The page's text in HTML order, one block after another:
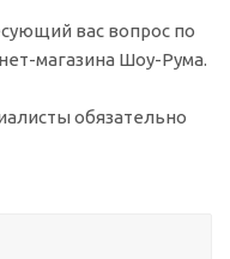
вас вопрос по
магазина Шоу-Рума.
обязательно